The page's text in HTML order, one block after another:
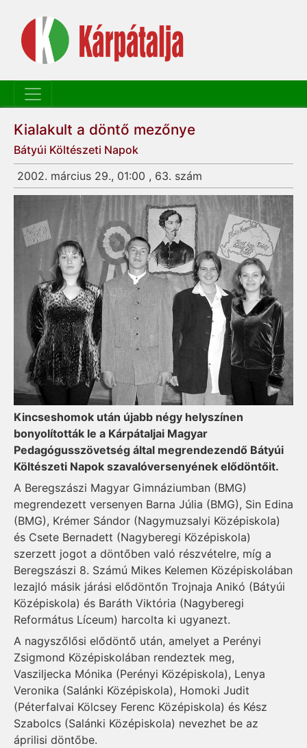
Kialakult a döntő mezőnye
Bátyúi Költészeti Napok
2002. március 29., 01:00 , 63. szám
Kincseshomok után újabb négy helyszínen
bonyolították le a Kárpátaljai Magyar
Pedagógusszövetség által megrendezendő Bátyúi
Költészeti Napok szavalóversenyének elődöntőit.
A Beregszászi Magyar Gimnáziumban (BMG)
megrendezett versenyen Barna Júlia (BMG), Sin Edina
(BMG), Krémer Sándor (Nagymuzsalyi Középiskola)
és Csete Bernadett (Nagyberegi Középiskola)
szerzett jogot a döntőben való részvételre, míg a
Beregszászi 8. Számú Mikes Kelemen Középiskolában
lezajló másik járási elődöntőn Trojnaja Anikó (Bátyúi
Középiskola) és Baráth Viktória (Nagyberegi
Református Líceum) harcolta ki ugyanezt.
A nagyszőlősi elődöntő után, amelyet a Perényi
Zsigmond Középiskolában rendeztek meg,
Vasziljecka Mónika (Perényi Középiskola), Lenya
Veronika (Salánki Középiskola), Homoki Judit
(Péterfalvai Kölcsey Ferenc Középiskola) és Kész
Szabolcs (Salánki Középiskola) nevezhet be az
áprilisi döntőbe.